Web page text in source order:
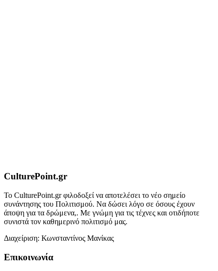
CulturePoint.gr
Το CulturePoint.gr φιλοδοξεί να αποτελέσει το νέο σημείο
συνάντησης του Πολιτισμού. Να δώσει λόγο σε όσους έχουν
άποψη για τα δρώμενα,. Με γνώμη για τις τέχνες και οτιδήποτε
συνιστά τον καθημερινό πολιτισμό μας.
Διαχείριση: Κωνσταντίνος Μανίκας
Επικοινωνία